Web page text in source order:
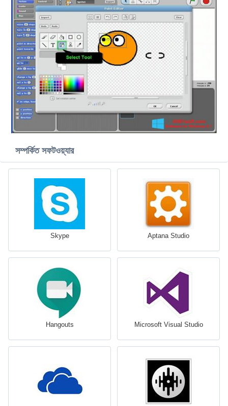
সম্পর্কিত সফটওয়্যার
Skype Aptana Studio
Hangouts Microsoft Visual Studio